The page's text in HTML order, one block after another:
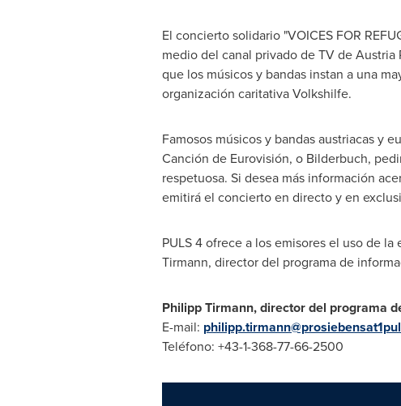
El concierto solidario "VOICES FOR
medio del canal privado de TV de Austria
que los músicos y bandas instan a una
organización caritativa Volkshilfe.
Famosos músicos y bandas austriacas y
Canción de Eurovisión, o Bilderbuch,
respetuosa. Si desea más información
emitirá el concierto en directo y en
PULS 4 ofrece a los emisores el uso de
Tirmann, director del programa de
Philipp Tirmann,director del programa
E-mail:
Teléfono: +43-1-368-77-66-2500